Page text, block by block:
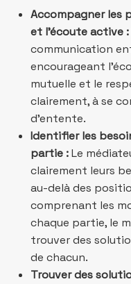
Accompagner les
et l’écoute active :
communication
encourageant
mutuelle et le
clairement, à se
d’entente.
Identifier les
partie :Le
clairement leurs
au-delà des
comprenant les
chaque partie, le
trouver des
de chacun.
Trouver des